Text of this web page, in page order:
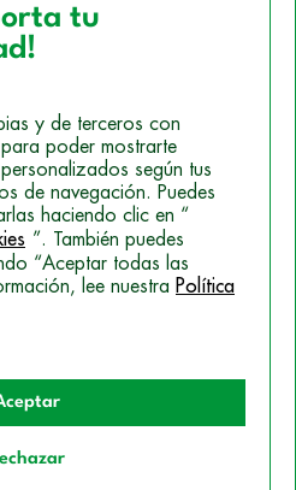
tu
y de terceros con
poder mostrarte
según tus
de navegación. Puedes
haciendo clic en “
”. También puedes
“Aceptar todas las
lee nuestra Política